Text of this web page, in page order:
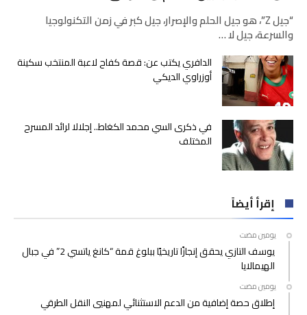
“جيل Z”، هو جيل الحلم والإصرار، جيل كبر في زمن التكنولوجيا
والسرعة، جيل لا …
الدافري يكتب عن: قصة كفاح لاعبة المنتخب سكينة
أوزراوي الديكي
في ذكرى السي محمد الكغاط.. إجلالا لرائد المسرح
المختلف
إقرأ أيضاً
‫‫‫‏‫يومين مضت‬
يوسف التازي يحقق إنجازًا تاريخيًا ببلوغ قمة “كانغ ياتسي 2” في جبال
الهيمالايا
‫‫‫‏‫يومين مضت‬
إطلاق حصة إضافية من الدعم الاستثنائي لمهنيي النقل الطرقي